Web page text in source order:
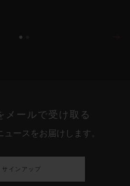
メールで受け取る
ュースをお届けします。
サインアップ